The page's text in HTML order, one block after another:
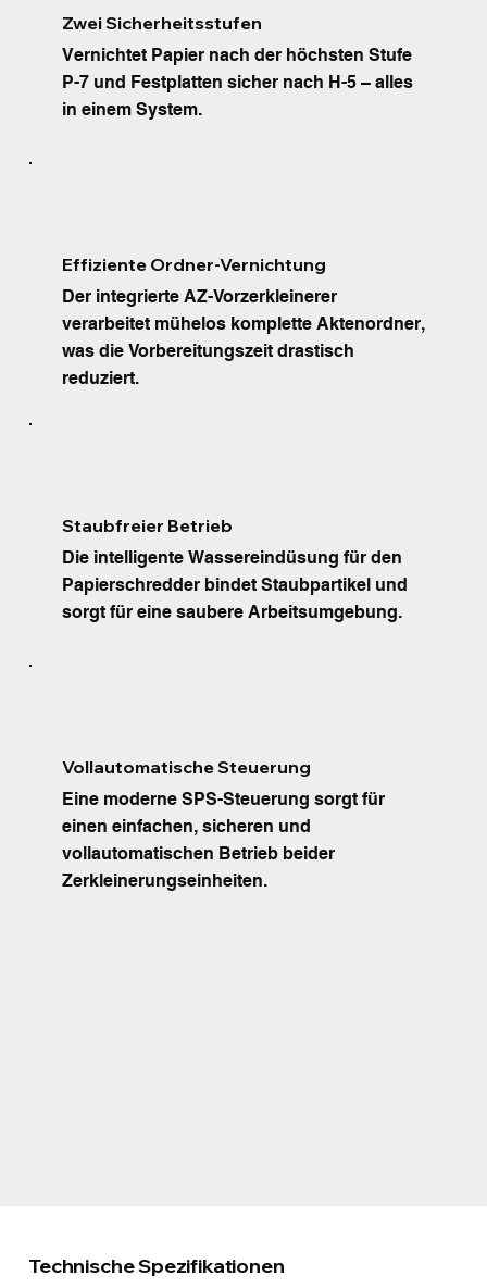
Zwei Sicherheitsstufen
Vernichtet Papier nach der höchsten Stufe
P-7 und Festplatten sicher nach H-5 – alles
in einem System.
Effiziente Ordner-Vernichtung
Der integrierte AZ-Vorzerkleinerer
verarbeitet mühelos komplette Aktenordner,
was die Vorbereitungszeit drastisch
reduziert.
Staubfreier Betrieb
Die intelligente Wassereindüsung für den
Papierschredder bindet Staubpartikel und
sorgt für eine saubere Arbeitsumgebung.
Vollautomatische Steuerung
Eine moderne SPS-Steuerung sorgt für
einen einfachen, sicheren und
vollautomatischen Betrieb beider
Zerkleinerungseinheiten.
Technische Spezifikationen